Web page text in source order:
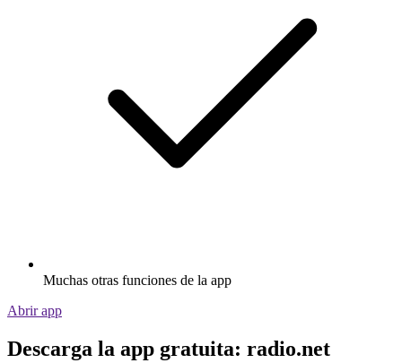
Muchas otras funciones de la app
Abrir app
Descarga la app gratuita: radio.net